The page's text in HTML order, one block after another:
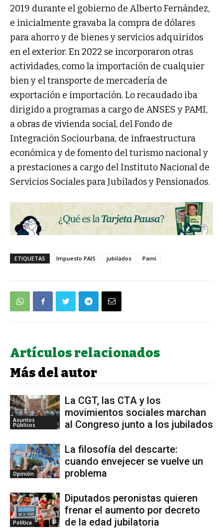
2019 durante el gobierno de Alberto Fernández,
e inicialmente gravaba la compra de dólares
para ahorro y de bienes y servicios adquiridos
en el exterior. En 2022 se incorporaron otras
actividades, como la importación de cualquier
bien y el transporte de mercadería de
exportación e importación. Lo recaudado iba
dirigido a programas a cargo de ANSES y PAMI,
a obras de vivienda social, del Fondo de
Integración Sociourbana, de infraestructura
económica y de fomento del turismo nacional y
a prestaciones a cargo del Instituto Nacional de
Servicios Sociales para Jubilados y Pensionados.
ETIQUETAS Impuesto PAIS jubilados Pami
Artículos relacionados
Más del autor
Asuntos
Públicos
La CGT, las CTA y los
movimientos sociales marchan
al Congreso junto a los jubilados
Opinión
La filosofía del descarte:
cuando envejecer se vuelve un
problema
Política
Diputados peronistas quieren
frenar el aumento por decreto
de la edad jubilatoria